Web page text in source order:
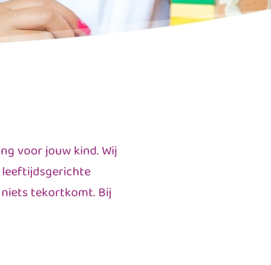
voor jouw kind. Wij
leeftijdsgerichte
tekortkomt. Bij